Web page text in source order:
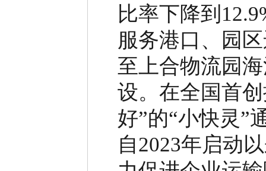
比率下降到
服务港口、园
至上合物流园
设。在全国首
好”的“小快灵”
自2023年启动